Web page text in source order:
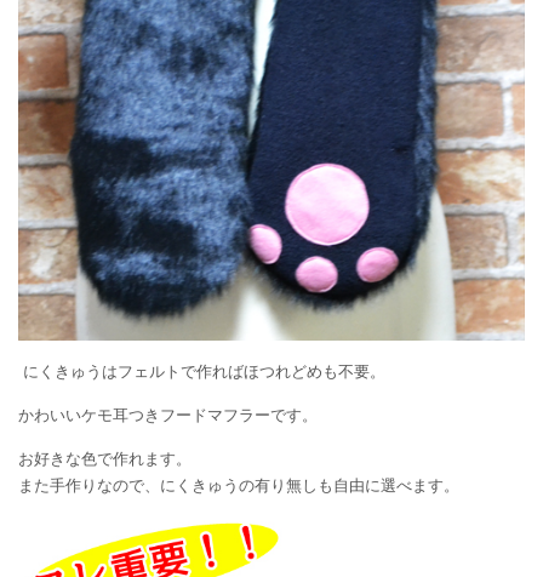
にくきゅうはフェルトで作ればほつれどめも不要。
かわいいケモ耳つきフードマフラーです。
お好きな色で作れます。
また手作りなので、にくきゅうの有り無しも自由に選べます。